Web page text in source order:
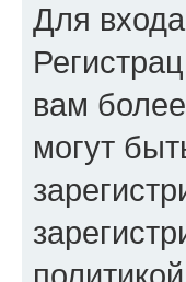
Для
вам
могут